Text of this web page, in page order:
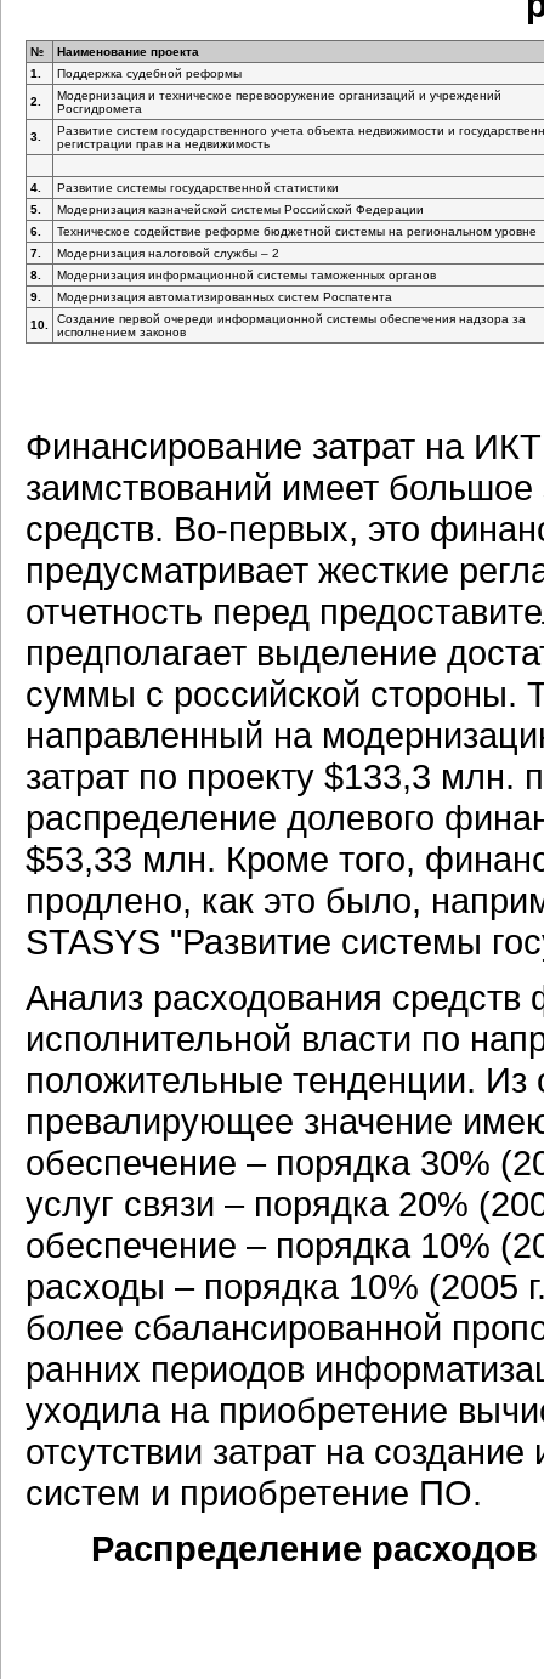
№
Наименование проекта
1.
Поддержка судебной реформы
2.
Модернизация и техническое перевооружение организаций и учреждений
Росгидромета
3.
Развитие систем государственного учета объекта недвижимости и
регистрации прав на недвижимость
4.
Развитие системы государственной статистики
5.
Модернизация казначейской системы Российской Федерации
6.
Техническое содействие реформе бюджетной системы на региональном уровне
7.
Модернизация налоговой службы – 2
8.
Модернизация информационной системы таможенных органов
9.
Модернизация автоматизированных систем Роспатента
10.
Создание первой очереди информационной системы обеспечения надзора за
исполнением законов
Финансирование затрат на
заимствований имеет большое
средств. Во-первых, это
предусматривает жесткие
отчетность перед
предполагает выделение
суммы с российской стороны.
направленный на
затрат по проекту $133,3 млн.
распределение долевого
$53,33 млн. Кроме того,
продлено, как это было,
STASYS "Развитие системы
Анализ расходования
исполнительной власти по
положительные тенденции.
превалирующее значение
обеспечение – порядка 30%
услуг связи – порядка 20%
обеспечение – порядка 10%
расходы – порядка 10% (2005
более сбалансированной
ранних периодов
уходила на приобретение
отсутствии затрат на
систем и приобретение ПО.
Распределение